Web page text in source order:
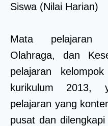
Siswa (Nilai Harian)
Mata pelajaran
Olahraga, dan
pelajaran
kurikulum 2013,
pelajaran yang
pusat dan